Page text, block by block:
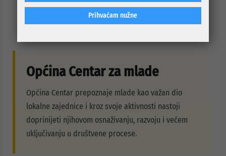
procese od javnog značaja.
Općina Centar za mlade
Općina Centar prepoznaje mlade kao važan dio
lokalne zajednice i kroz svoje aktivnosti nastoji
doprinijeti njihovom osnaživanju, razvoju i većem
uključivanju u društvene procese.
Prihvaćam nužne